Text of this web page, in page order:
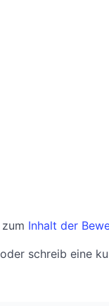
Inhalt der
schreib eine